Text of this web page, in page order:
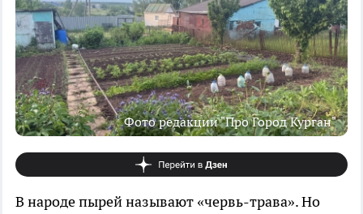
Фото редакции "Про Город Курган"
В народе пырей называют «червь-трава». Но